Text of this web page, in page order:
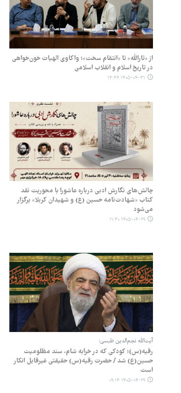
از «ثارالله» تا «انتقام سخت»؛ واکاوی الهیات خون‌خواهی
در تاریخ اسلام و انقلاب اسلامی
۱۴۰۵-۰۴-۳۱ ۱۳:۳۶
چالش‌های نگارش ادبی درباره عاشورا با محوریت نقد
کتاب «شهادت‌نامه حسین (ع) و شهیدان کربلا» برگزار
می‌شود
۱۴۰۵-۰۴-۲۹ ۱۱:۳۰
آیت‌الله نجم‌الدین طبسی:
رقیه(س)؛ کودکی که در خرابه شام، سند مظلومیت
حسین(ع) شد / حضرت رقیه(س) حقیقتی غیرقابل انکار
است
۱۴۰۵-۰۴-۲۹ ۰۹:۱۴